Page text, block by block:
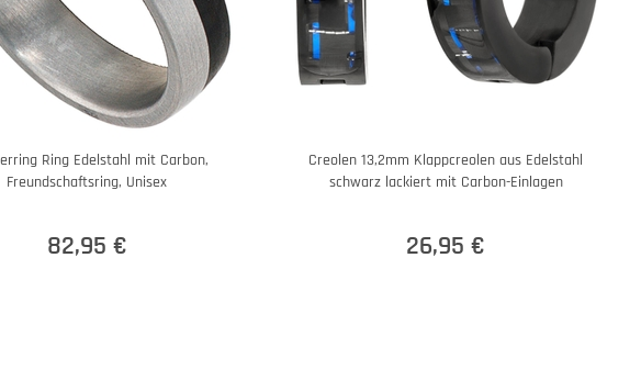
Ring Edelstahl mit Carbon,
Freundschaftsring, Unisex
82,95 €
Creolen 13,2mm Klappcreolen aus Edelstahl
schwarz lackiert mit Carbon-Einlagen
26,95 €